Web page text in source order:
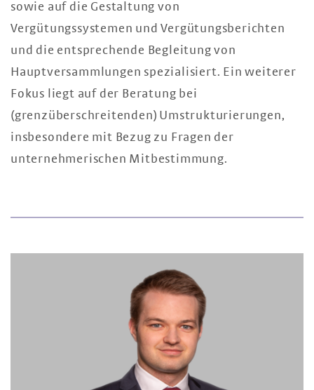
sowie auf die Gestaltung von
Vergütungssystemen und Vergütungsberichten
und die entsprechende Begleitung von
Hauptversammlungen spezialisiert. Ein weiterer
Fokus liegt auf der Beratung bei
(grenzüberschreitenden) Umstrukturierungen,
insbesondere mit Bezug zu Fragen der
unternehmerischen Mitbestimmung.